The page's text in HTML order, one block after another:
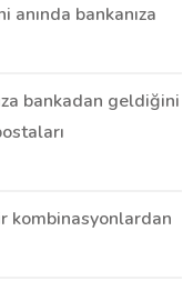
anında bankanıza
bankadan geldiğini
kombinasyonlardan